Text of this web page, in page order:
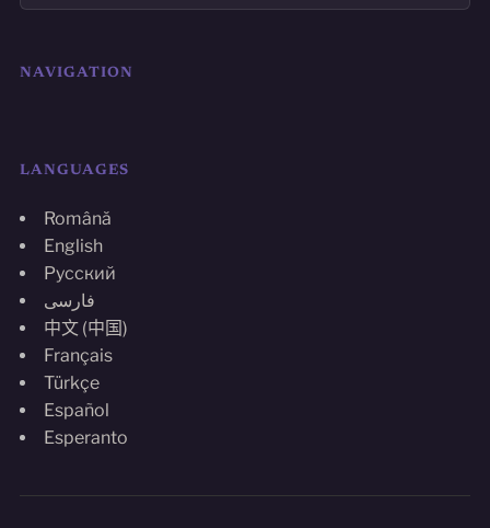
NAVIGATION
LANGUAGES
Română
English
Русский
فارسی
中文 (中国)
Français
Türkçe
Español
Esperanto